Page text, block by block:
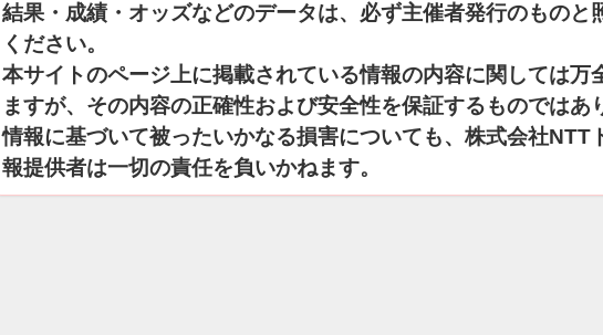
結果・成績・オッズなどのデータは、必ず主催者発行のものと
ください。
本サイトのページ上に掲載されている情報の内容に関しては万
ますが、その内容の正確性および安全性を保証するものではあ
情報に基づいて被ったいかなる損害についても、株式会社NTT
報提供者は一切の責任を負いかねます。